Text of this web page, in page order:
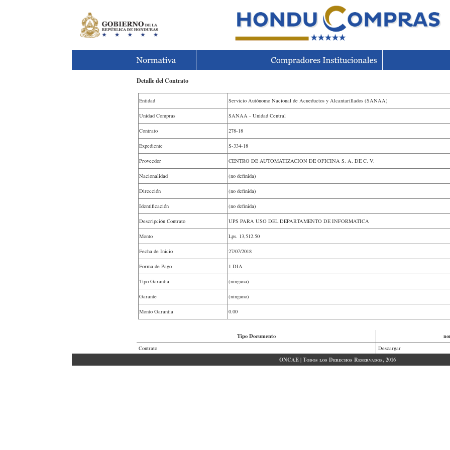
Detalle del Contrato
Entidad Servicio Autónomo Nacional de Acueductos y Alcantarillados (SANAA)
Unidad Compras SANAA - Unidad Central
Contrato 278-18
Expediente S-334-18
Proveedor CENTRO DE AUTOMATIZACION DE OFICINA S. A. DE C. V.
Nacionalidad (no definida)
Dirección (no definida)
Identificación (no definida)
Descripción Contrato UPS PARA USO DEL DEPARTAMENTO DE INFORMATICA
Monto Lps. 13,512.50
Fecha de Inicio 27/07/2018
Forma de Pago 1 DIA
Tipo Garantia (ninguna)
Garante (ninguno)
Monto Garantia 0.00
Tipo Documento
Contrato Descargar
ONCAE | Todos los Derechos Reservados, 2016